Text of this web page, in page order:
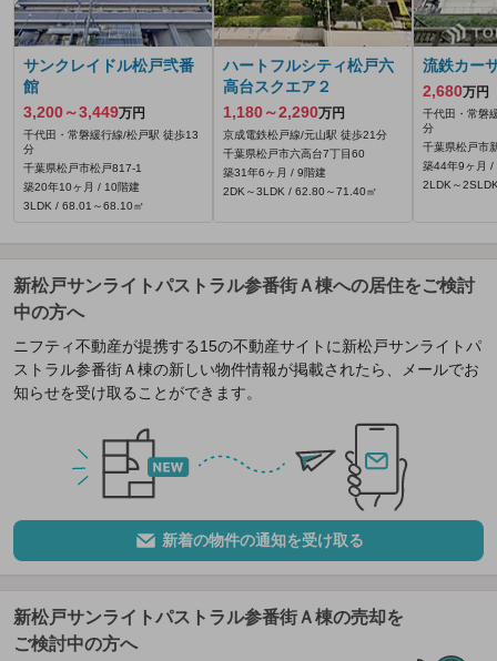
サンクレイドル松戸弐番
館
3,200～3,449万円
千代田・常磐緩行線/松戸駅 徒歩13
分
千葉県松戸市松戸817‐1
築20年10ヶ月 / 10階建
3LDK / 68.01～68.10㎡
ハートフルシティ松戸六
高台スクエア２
1,180～2,290万円
京成電鉄松戸線/元山駅 徒歩21分
千葉県松戸市六高台7丁目60
築31年6ヶ月 / 9階建
2DK～3LDK / 62.80～71.40㎡
流鉄カー
2,680万円
千代田・常磐
分
千葉県松戸市
築44年9ヶ月 /
2LDK～
新松戸サンライトパストラル参番街Ａ棟への居住をご検討
中の方へ
ニフティ不動産が提携する15の不動産サイトに新松戸サンライトパ
ストラル参番街Ａ棟の新しい物件情報が掲載されたら、メールでお
知らせを受け取ることができます。
新着の物件の通知を受け取る
新松戸サンライトパストラル参番街Ａ棟の売却を
ご検討中の方へ